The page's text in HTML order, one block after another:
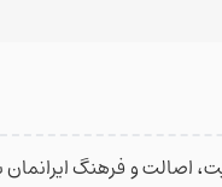
و فرهنگ ایرانمان